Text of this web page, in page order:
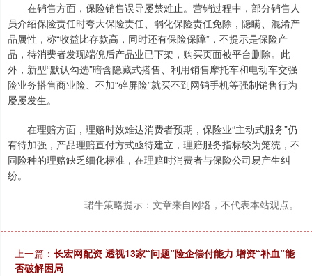
在销售方面，保险销售误导屡禁难止。营销过程中，部分销售人
员介绍保险责任时夸大保险责任、弱化保险责任免除，隐瞒、混淆产
品属性，称“收益比存款高，同时还有保险保障”，不提示是保险产
品，待消费者发现端倪后产品业已下架，购买页面被平台删除。此
外，新型“默认勾选”暗含隐藏式搭售、利用销售摩托车和电动车交强
险业务搭售商业险、不加“碎屏险”就买不到网销手机等强制销售行为
屡屡发生。
在理赔方面，理赔时效难达消费者预期，保险业“主动式服务”仍
有待加强，产品理赔直付方式亟待建立，理赔服务指标较为笼统，不
同险种的理赔缺乏细化标准，在理赔时消费者与保险公司易产生纠
纷。
珺牛策略提示：文章来自网络，不代表本站观点。
上一篇： 长宏网配资 透视13家“问题”险企偿付能力 增资“补血”能
否破解困局